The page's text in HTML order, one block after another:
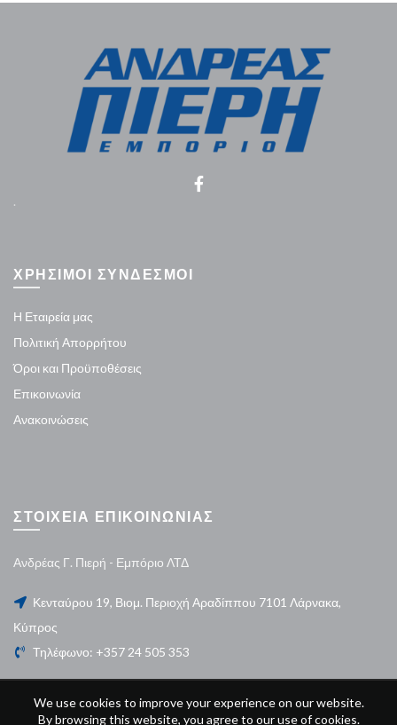
.
ΧΡΗΣΙΜΟΙ ΣΥΝΔΕΣΜΟΙ
Η Εταιρεία μας
Πολιτική Απορρήτου
Όροι και Προϋποθέσεις
Επικοινωνία
Ανακοινώσεις
ΣΤΟΙΧΕΙΑ ΕΠΙΚΟΙΝΩΝΙΑΣ
Ανδρέας Γ. Πιερή - Εμπόριο ΛΤΔ
Κενταύρου 19, Βιομ. Περιοχή Αραδίππου 7101 Λάρνακα,
Κύπρος
Τηλέφωνο: +357 24 505 353
We use cookies to improve your experience on our website.
By browsing this website, you agree to our use of cookies.